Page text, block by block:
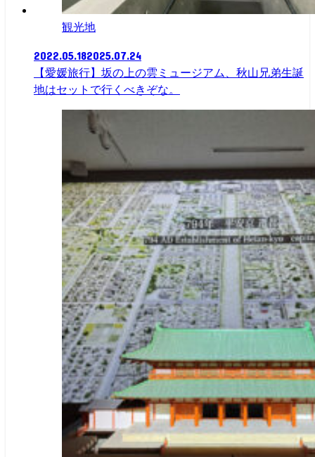
観光地
2022.05.182025.07.24
【愛媛旅行】坂の上の雲ミュージアム、秋山兄弟生誕
地はセットで行くべきぞな。